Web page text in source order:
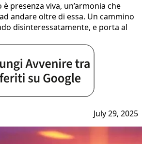
presenza viva, un’armonia che
andare oltre di essa. Un cammino
disinteressatamente, e porta al
July 29, 2025